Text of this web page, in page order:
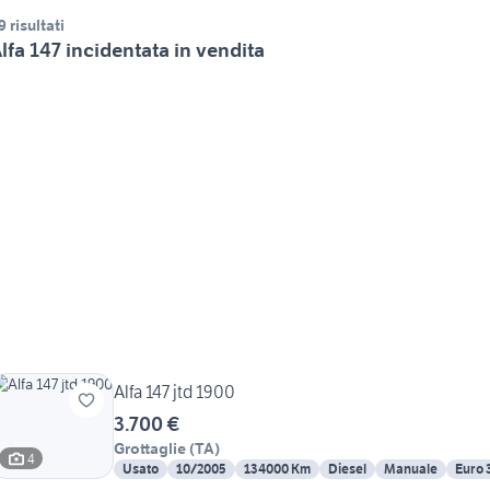
risultati
147 incidentata in vendita
4
Alfa 147 jtd 1900
3.700 €
Grottaglie (TA)
Usato 10/2005 134000 Km Diesel Manuale Euro